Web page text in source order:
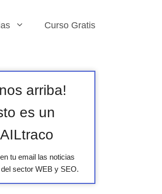
Curso Gratis
arriba!
es un
tu email las noticias
sector WEB y SEO.